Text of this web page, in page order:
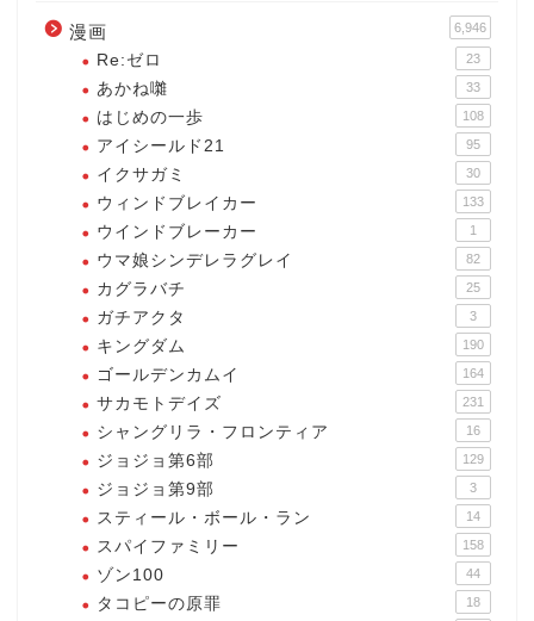
漫画 6,946
Re:ゼロ 23
あかね囃 33
はじめの一歩 108
アイシールド21 95
イクサガミ 30
ウィンドブレイカー 133
ウインドブレーカー 1
ウマ娘シンデレラグレイ 82
カグラバチ 25
ガチアクタ 3
キングダム 190
ゴールデンカムイ 164
サカモトデイズ 231
シャングリラ・フロンティア 16
ジョジョ第6部 129
ジョジョ第9部 3
スティール・ボール・ラン 14
スパイファミリー 158
ゾン100 44
タコピーの原罪 18